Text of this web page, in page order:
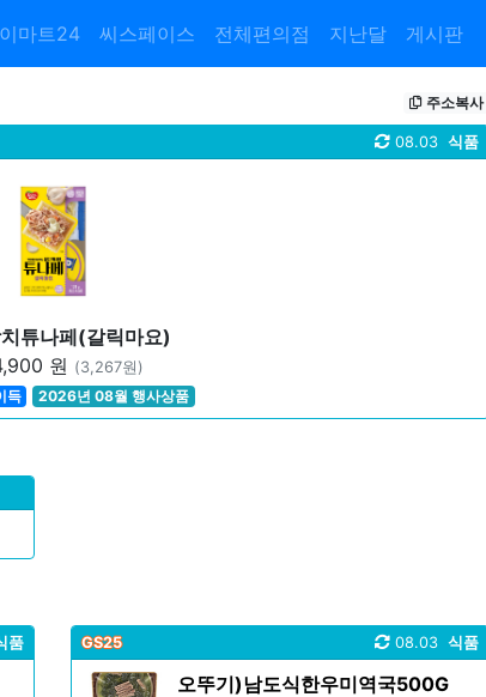
이마트24 씨스페이스 전체편의점 지난달 게시판
주소복사
식품
08.03
튜나페(갈릭마요)
원 (3,267원)
득 2026년 08월 행사상품
품 GS25 식품
08.03
오뚜기)남도식한우미역국500G